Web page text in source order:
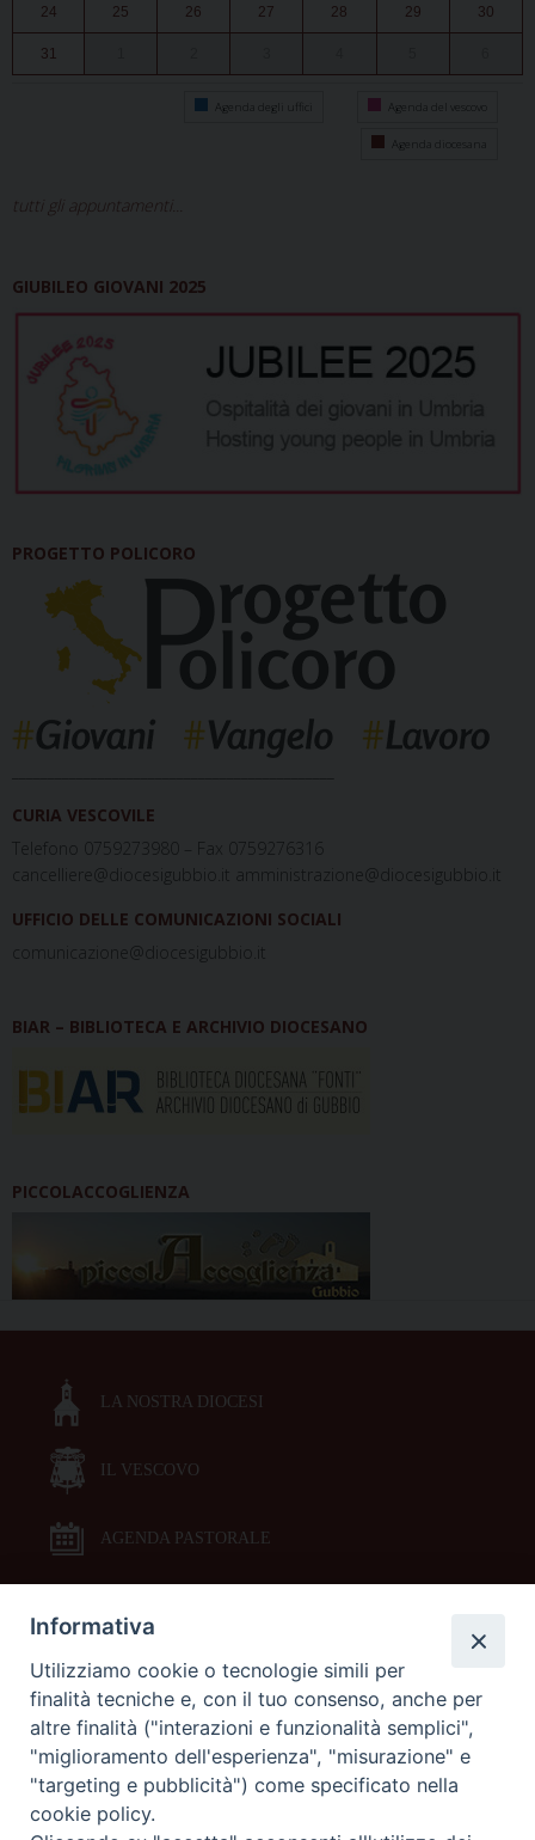
24 25 26 27 28 29 30
31
Agenda degli uffici Agenda del vescovo
Agenda diocesana
tutti gli appuntamenti...
GIUBILEO GIOVANI 2025
PROGETTO POLICORO
CURIA VESCOVILE
Telefono 0759273980 – Fax 0759276316
cancelliere@diocesigubbio.it amministrazione@diocesigubbio.it
UFFICIO DELLE COMUNICAZIONI SOCIALI
comunicazione@diocesigubbio.it
BIAR – BIBLIOTECA E ARCHIVIO DIOCESANO
PICCOLACCOGLIENZA
LA NOSTRA DIOCESI
IL VESCOVO
AGENDA PASTORALE
DOCUMENTI PASTORALI
ORARI MESSE
LITURGIA DELLE ORE
Informativa
Utilizziamo cookie o tecnologie simili per
finalità tecniche e, con il tuo consenso, anche per
altre finalità ("interazioni e funzionalità semplici",
"miglioramento dell'esperienza", "misurazione" e
"targeting e pubblicità") come specificato nella
cookie policy.